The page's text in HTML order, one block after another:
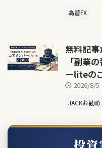
為替FX
無料記事
「副業
ーliteの
2026/8/5
JACKお勧め
投